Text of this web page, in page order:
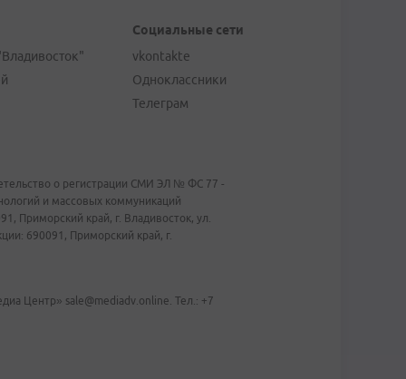
Социальные сети
vkontakte
Одноклассники
Телеграм
о регистрации СМИ ЭЛ № ФС 77 -
и массовых коммуникаций
Приморский край, г. Владивосток, ул.
690091, Приморский край, г.
Центр» sale@mediadv.online. Тел.: +7